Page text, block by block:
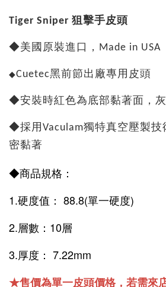
Tiger Sniper 狙擊手皮頭
◆美國原裝進口，Made in USA
◆Cuetec黑前節出廠專用皮頭
◆安裝時紅色為底部黏著面，
◆採用Vaculam獨特真空壓製技
密黏著
◆商品規格：
1.硬度值 ： 88.8(單一硬度)
2.層數：10層
3.厚度 ： 7.22mm
★售價為單一皮頭價格，若需來